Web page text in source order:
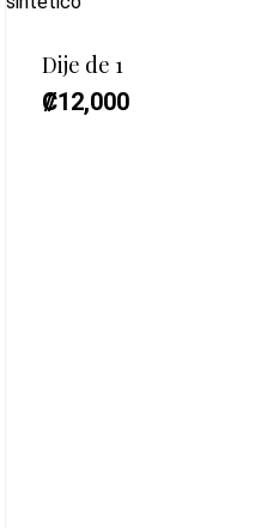
Dije de 1
₡12,000